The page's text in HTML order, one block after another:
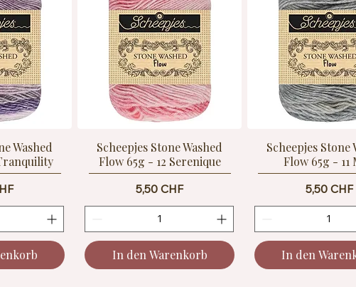
Washed
Scheepjes Stone Washed
Flow 65g - 12 Serenique
Preis
5,50 CHF
In den Warenkorb
Scheepjes Stone
Flow 65g - 11
Preis
5,50 CHF
In den